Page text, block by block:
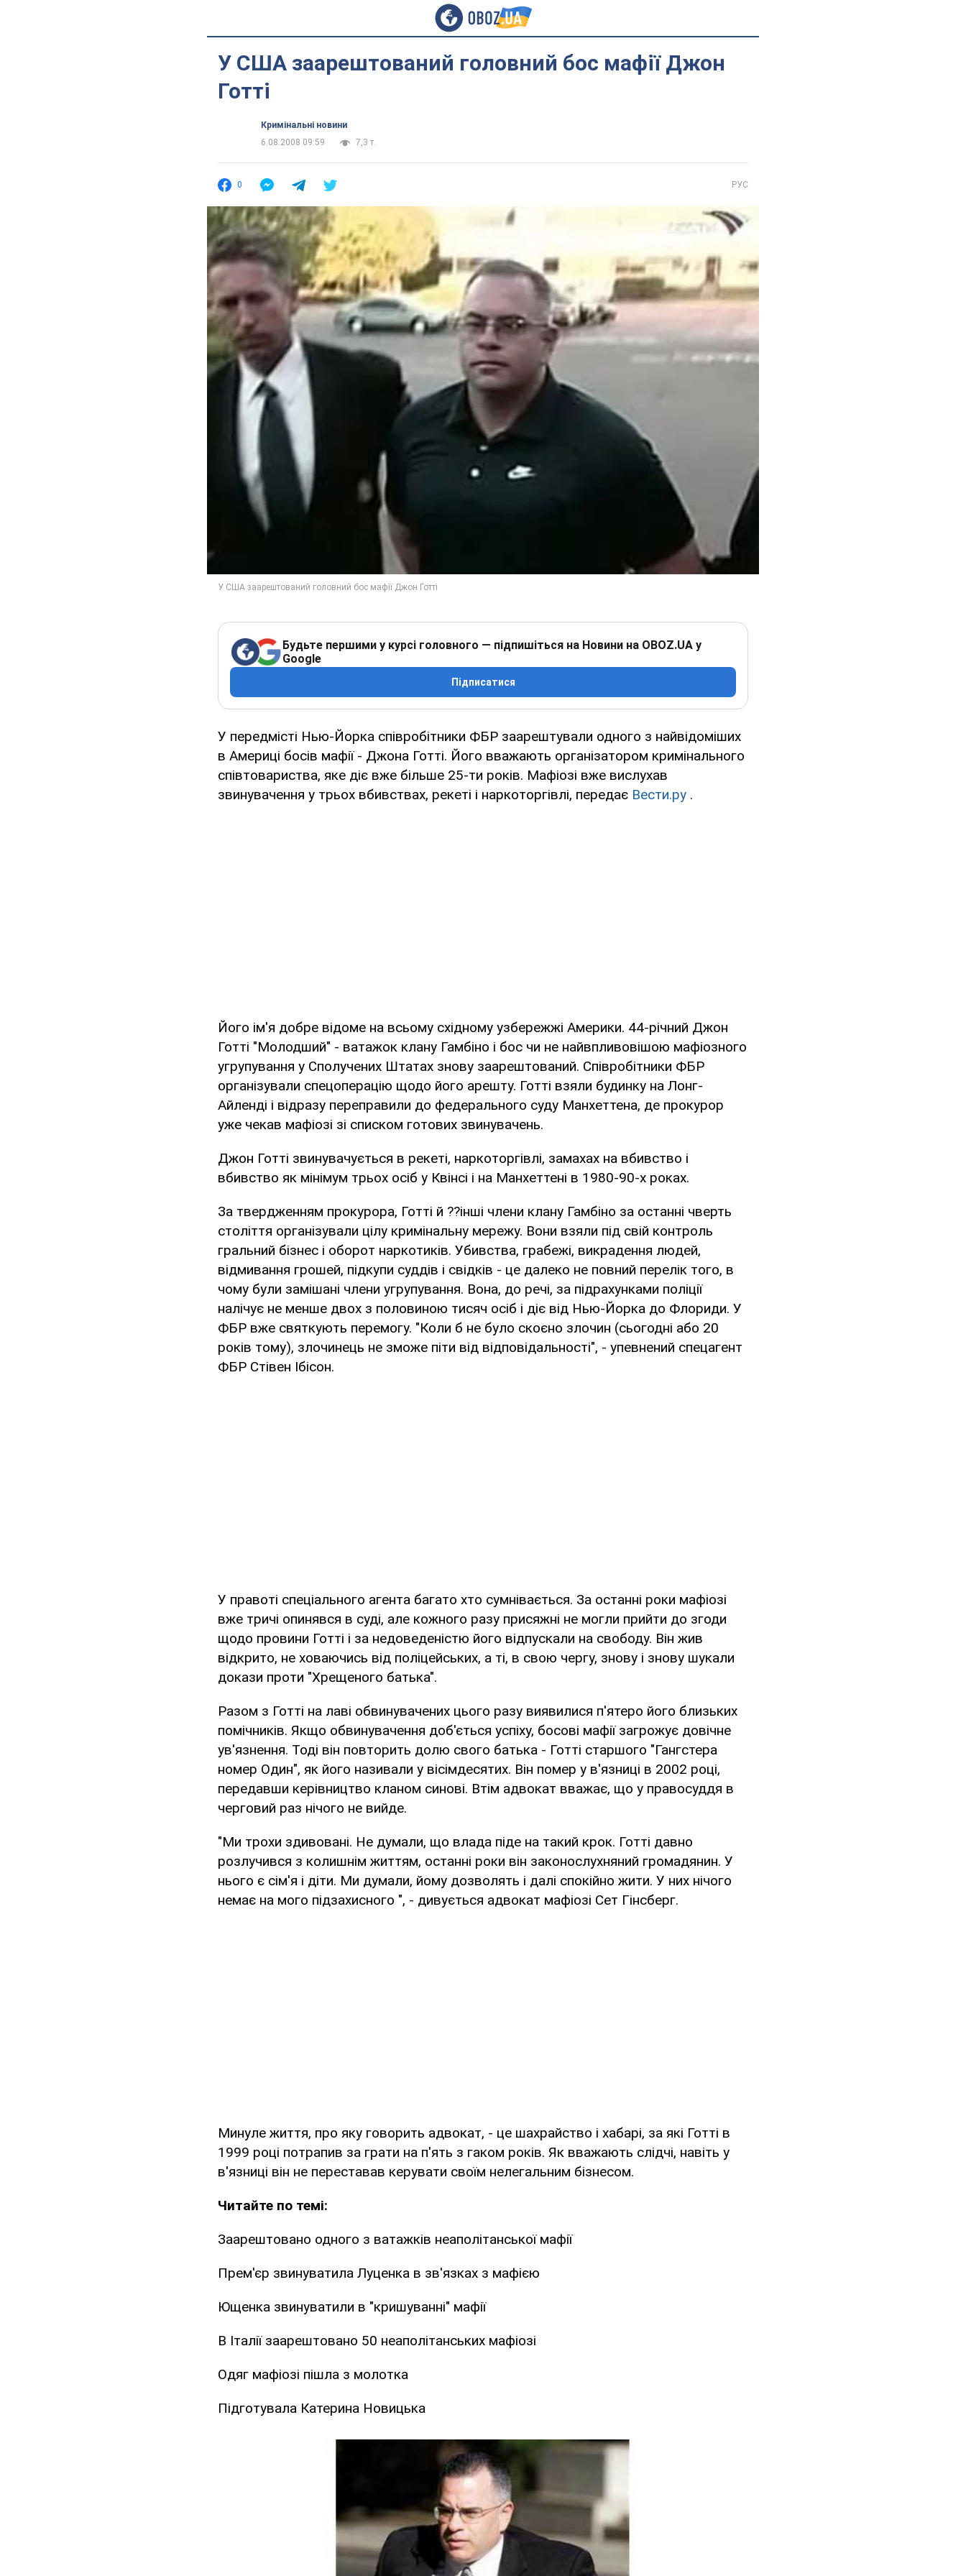
У США заарештований головний бос мафії Джон
Готті
Кримінальні новини
6.08.2008 09:59
7,3 т.
0 РУС
Будьте першими у курсі головного — підпишіться на Новини на OBOZ.UA у
Google
Підписатися
У передмісті Нью-Йорка співробітники ФБР заарештували одного з найвідоміших
в Америці босів мафії - Джона Готті. Його вважають організатором кримінального
співтовариства, яке діє вже більше 25-ти років. Мафіозі вже вислухав
звинувачення у трьох вбивствах, рекеті і наркоторгівлі, передає Вести.ру .
Його ім'я добре відоме на всьому східному узбережжі Америки. 44-річний Джон
Готті "Молодший" - ватажок клану Гамбіно і бос чи не найвпливовішою мафіозного
угрупування у Сполучених Штатах знову заарештований. Співробітники ФБР
організували спецоперацію щодо його арешту. Готті взяли будинку на Лонг-
Айленді і відразу переправили до федерального суду Манхеттена, де прокурор
уже чекав мафіозі зі списком готових звинувачень.
Джон Готті звинувачується в рекеті, наркоторгівлі, замахах на вбивство і
вбивство як мінімум трьох осіб у Квінсі і на Манхеттені в 1980-90-х роках.
За твердженням прокурора, Готті й ??інші члени клану Гамбіно за останні чверть
століття організували цілу кримінальну мережу. Вони взяли під свій контроль
гральний бізнес і оборот наркотиків. Убивства, грабежі, викрадення людей,
відмивання грошей, підкупи суддів і свідків - це далеко не повний перелік того, в
чому були замішані члени угрупування. Вона, до речі, за підрахунками поліції
налічує не менше двох з половиною тисяч осіб і діє від Нью-Йорка до Флориди. У
ФБР вже святкують перемогу. "Коли б не було скоєно злочин (сьогодні або 20
років тому), злочинець не зможе піти від відповідальності", - упевнений спецагент
ФБР Стівен Ібісон.
У правоті спеціального агента багато хто сумнівається. За останні роки мафіозі
вже тричі опинявся в суді, але кожного разу присяжні не могли прийти до згоди
щодо провини Готті і за недоведеністю його відпускали на свободу. Він жив
відкрито, не ховаючись від поліцейських, а ті, в свою чергу, знову і знову шукали
докази проти "Хрещеного батька".
Разом з Готті на лаві обвинувачених цього разу виявилися п'ятеро його близьких
помічників. Якщо обвинувачення доб'ється успіху, босові мафії загрожує довічне
ув'язнення. Тоді він повторить долю свого батька - Готті старшого "Гангстера
номер Один", як його називали у вісімдесятих. Він помер у в'язниці в 2002 році,
передавши керівництво кланом синові. Втім адвокат вважає, що у правосуддя в
черговий раз нічого не вийде.
"Ми трохи здивовані. Не думали, що влада піде на такий крок. Готті давно
розлучився з колишнім життям, останні роки він законослухняний громадянин. У
нього є сім'я і діти. Ми думали, йому дозволять і далі спокійно жити. У них нічого
немає на мого підзахисного ", - дивується адвокат мафіозі Сет Гінсберг.
Минуле життя, про яку говорить адвокат, - це шахрайство і хабарі, за які Готті в
1999 році потрапив за грати на п'ять з гаком років. Як вважають слідчі, навіть у
в'язниці він не переставав керувати своїм нелегальним бізнесом.
Читайте по темі:
Заарештовано одного з ватажків неаполітанської мафії
Прем'єр звинуватила Луценка в зв'язках з мафією
Ющенка звинуватили в "кришуванні" мафії
В Італії заарештовано 50 неаполітанських мафіозі
Одяг мафіозі пішла з молотка
Підготувала Катерина Новицька